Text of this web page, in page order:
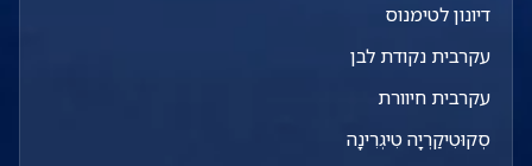
דיונון לטימנוס
עקרבית נקודת לבן
עקרבית חיוורת
סְקוּטִיקַרְיָה טִיגְרִינָה